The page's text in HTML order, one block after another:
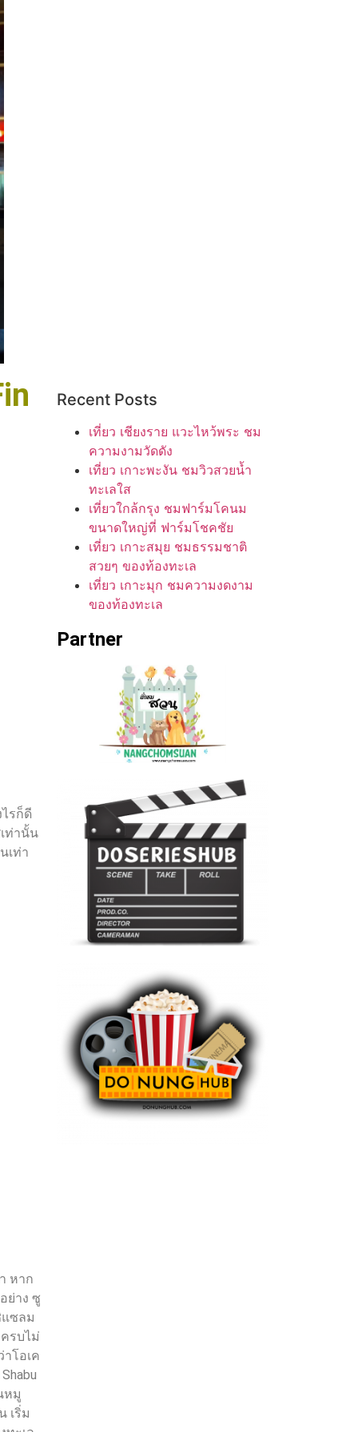
รก็ดี
ท่านั้น
เท่า
หาก
ย่าง ซู
ซลม
รบไม่
โอเค
หมู
เริ่ม
Recent Posts
เที่ยว เชียงราย แวะไหว้พระ ชม
ความงามวัดดัง
เที่ยว เกาะพะงัน ชมวิวสวยน้ำ
ทะเลใส
เที่ยวใกล้กรุง ชมฟาร์มโคนม
ขนาดใหญ่ที่ ฟาร์มโชคชัย
เที่ยว เกาะสมุย ชมธรรมชาติ
สวยๆ ของท้องทะเล
เที่ยว เกาะมุก ชมความงดงาม
ของท้องทะเล
Partner